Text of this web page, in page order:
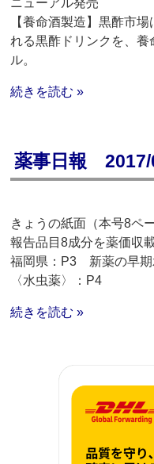
ニューアル発売
【養命酒製造】黒酢市
れる黒酢ドリンクを、
ル。
続きを読む »
薬事日報 2017/
きょうの紙面（本号8ペー
報告品目8成分を薬価
福岡県：P3 新薬の早
〈水虫薬〉：P4
続きを読む »